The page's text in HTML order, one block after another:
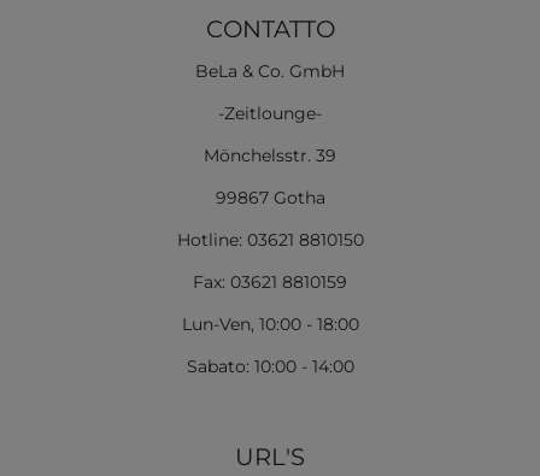
CONTATTO
BeLa & Co. GmbH
-Zeitlounge-
Mönchelsstr. 39
99867 Gotha
Hotline: 03621 8810150
Fax: 03621 8810159
Lun-Ven, 10:00 - 18:00
Sabato: 10:00 - 14:00
URL'S